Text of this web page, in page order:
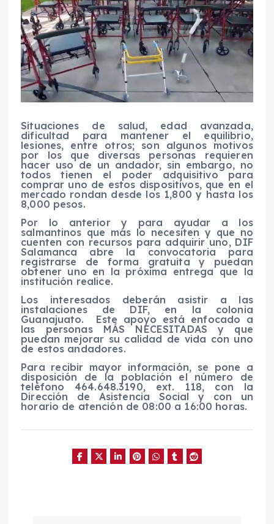
Situaciones de salud, edad avanzada,
dificultad para mantener el equilibrio,
lesiones, entre otros; son algunos motivos
por los que diversas personas requieren
hacer uso de un andador, sin embargo, no
todos tienen el poder adquisitivo para
comprar uno de estos dispositivos, que en el
mercado rondan desde los 1,800 y hasta los
8,000 pesos.
Por lo anterior y para ayudar a los
salmantinos que más lo necesiten y que no
cuenten con recursos para adquirir uno, DIF
Salamanca abre la convocatoria para
registrarse de forma gratuita y puedan
obtener uno en la próxima entrega que la
institución realice.
Los interesados deberán asistir a las
instalaciones de DIF, en la colonia
Guanajuato.
Este apoyo está enfocado a
las personas MÁS NECESITADAS y que
puedan mejorar su calidad de vida con uno
de estos andadores.
Para recibir mayor información, se pone a
disposición de la población el número de
teléfono 464.648.3190, ext. 118, con la
Dirección de Asistencia Social y con un
horario de atención de 08:00 a 16:00 horas.